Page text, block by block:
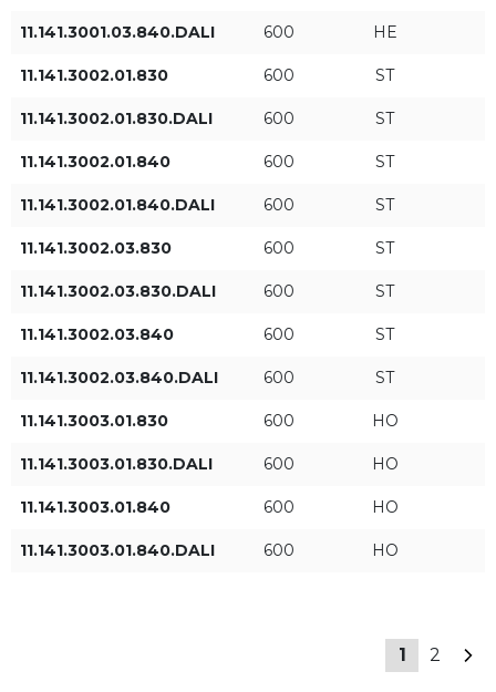
[Вт]
светильника [лм]
Тип управления
ON/OFF
ПРИМЕНИТЬ ФИЛЬТРЫ
11.141.3001.03.840.DALI 600 HE
11.141.3002.01.830 600 ST
11.141.3002.01.830.DALI 600 ST
11.141.3002.01.840 600 ST
11.141.3002.01.840.DALI 600 ST
11.141.3002.03.830 600 ST
11.141.3002.03.830.DALI 600 ST
11.141.3002.03.840 600 ST
11.141.3002.03.840.DALI 600 ST
11.141.3003.01.830 600 HO
11.141.3003.01.830.DALI 600 HO
11.141.3003.01.840 600 HO
11.141.3003.01.840.DALI 600 HO
1 2